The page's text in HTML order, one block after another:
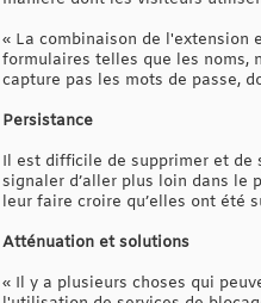
« La combinaison de l'extension
formulaires telles que les noms,
capture pas les mots de passe,
Persistance
Il est difficile de supprimer et de
signaler d’aller plus loin dans le
leur faire croire qu’elles ont été
Atténuation et solutions
« Il y a plusieurs choses qui